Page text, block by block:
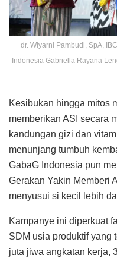
dr. Wiyarni Pambudi, SpA,
Indonesia Gabriella Rayana
Kesibukan hingga mitos
memberikan ASI secara
kandungan gizi dan
menunjang tumbuh
GabaG Indonesia pun
Gerakan Yakin Memberi
menyusui si kecil lebih
Kampanye ini diperkuat
SDM usia produktif yang
juta jiwa angkatan kerja,